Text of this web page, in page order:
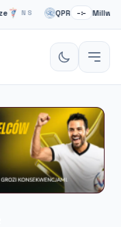
NS QPR –:– Millwall